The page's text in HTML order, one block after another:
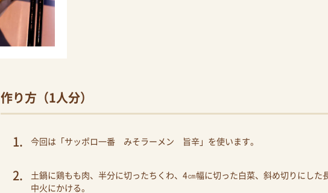
作り方（1人分）
今回は「サッポロ一番 みそラーメン 旨辛」を使います。
土鍋に鶏もも肉、半分に切ったちくわ、4㎝幅に切った白菜、斜め切りにした
中火にかける。